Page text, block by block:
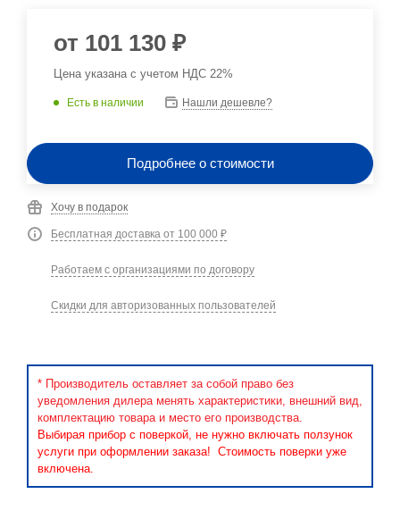
от 101 130 ₽
Цена указана с учетом НДС 22%
Есть в наличии Нашли дешевле?
Подробнее о стоимости
Хочу в подарок
Бесплатная доставка от 100 000 ₽
Работаем с организациями по договору
Скидки для авторизованных пользователей
* Производитель оставляет за собой право без
уведомления дилера менять характеристики, внешний вид,
комплектацию товара и место его производства.
Выбирая прибор с поверкой, не нужно включать ползунок
услуги при оформлении заказа! Стоимость поверки уже
включена.